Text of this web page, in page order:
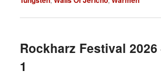
Rockharz Festival 2026
1